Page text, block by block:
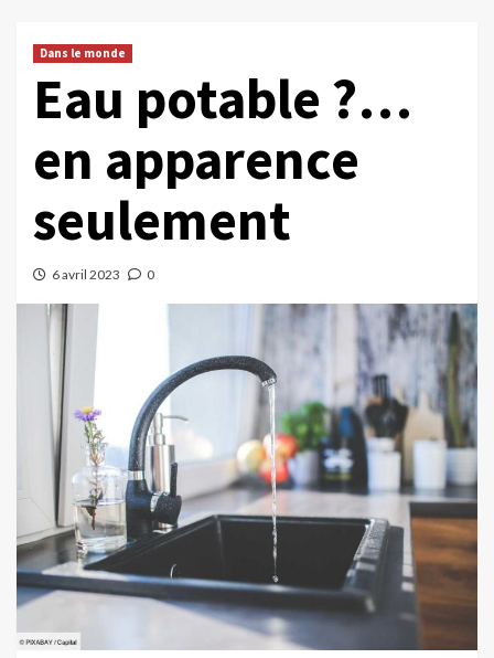
Dans le monde
Eau potable ?…
en apparence
seulement
6 avril 2023 0